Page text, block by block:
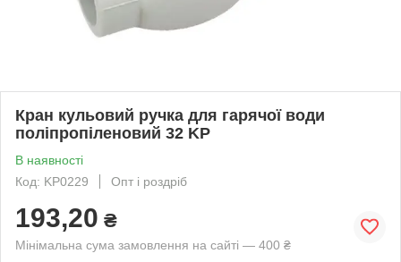
Кран кульовий ручка для гарячої води
поліпропіленовий 32 KP
В наявності
Код: KP0229
Опт і роздріб
193,20 ₴
Мінімальна сума замовлення на сайті — 400 ₴